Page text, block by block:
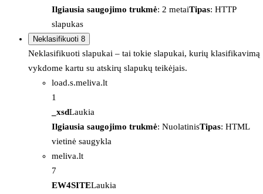
Ilgiausia saugojimo trukmė: 2 metaiTipas: HTTP
slapukas
Neklasifikuoti 8
Neklasifikuoti slapukai – tai tokie slapukai, kurių klasifikavimą
vykdome kartu su atskirų slapukų teikėjais.
load.s.meliva.lt
1
_xsdLaukia
Ilgiausia saugojimo trukmė: NuolatinisTipas: HTML
vietinė saugykla
meliva.lt
7
EW4SITELaukia